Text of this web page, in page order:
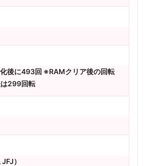
後に493回 ※RAMクリア後の回転
299回転
）